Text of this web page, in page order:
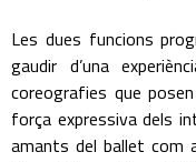
Les dues funcions
gaudir d’una
coreografies que
força expressiva dels
amants del ballet com